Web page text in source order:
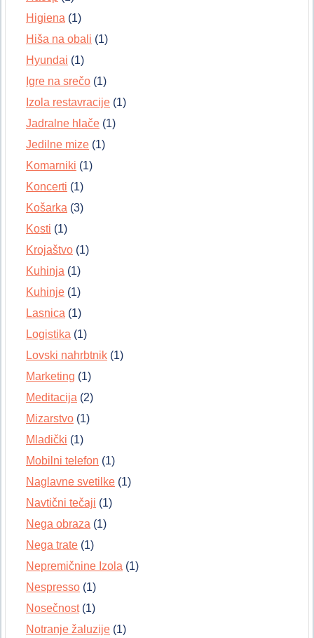
Higiena (1)
Hiša na obali (1)
Hyundai (1)
Igre na srečo (1)
Izola restavracije (1)
Jadralne hlače (1)
Jedilne mize (1)
Komarniki (1)
Koncerti (1)
Košarka (3)
Kosti (1)
Krojaštvo (1)
Kuhinja (1)
Kuhinje (1)
Lasnica (1)
Logistika (1)
Lovski nahrbtnik (1)
Marketing (1)
Meditacija (2)
Mizarstvo (1)
Mladički (1)
Mobilni telefon (1)
Naglavne svetilke (1)
Navtični tečaji (1)
Nega obraza (1)
Nega trate (1)
Nepremičnine Izola (1)
Nespresso (1)
Nosečnost(1)
Notranje žaluzije (1)